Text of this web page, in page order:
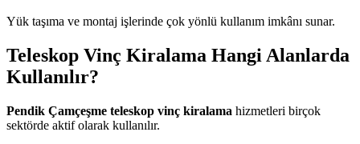
Yük taşıma ve montaj işlerinde çok yönlü kullanım imkânı sunar.
Teleskop Vinç Kiralama Hangi Alanlarda
Kullanılır?
Pendik Çamçeşme teleskop vinç kiralama hizmetleri birçok
sektörde aktif olarak kullanılır.